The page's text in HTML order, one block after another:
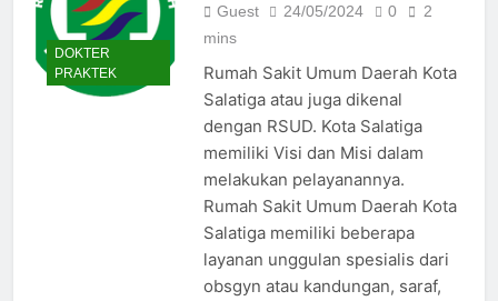
Daftar online rs sarila
husada sragen
Jadwal Dokter RS. Puri Asih
Salatiga 2025
15/07/2025
Jadwal Dokter RS Mulia
Hati Wonogiri
15/07/2025
Pendaftaran Pasien BPJS
RSUD Bung Karno
24/05/2024
DOKTER
PRAKTEK
Guest 24/05/2024 0
2
mins
Rumah Sakit Umum Daerah Kota
Salatiga atau juga dikenal
dengan RSUD. Kota Salatiga
memiliki Visi dan Misi dalam
melakukan pelayanannya.
Rumah Sakit Umum Daerah Kota
Salatiga memiliki beberapa
layanan unggulan spesialis dari
obsgyn atau kandungan, saraf,